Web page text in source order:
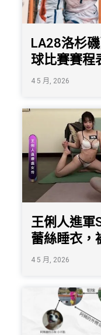
LA28洛杉
球比賽賽程
4 5 月, 2026
王俐人進軍
蕾絲睡衣，
4 5 月, 2026